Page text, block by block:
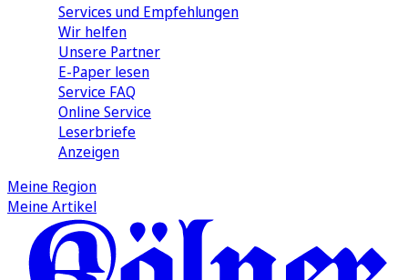
Services und Empfehlungen
Wir helfen
Unsere Partner
E-Paper lesen
Service FAQ
Online Service
Leserbriefe
Anzeigen
Meine Region
Meine Artikel